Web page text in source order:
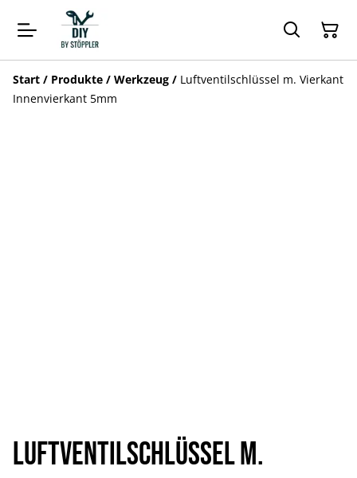
Start / Produkte / Werkzeug / Luftventilschlüssel m. Vierkant
Innenvierkant 5mm
Luftventilschlüssel m.